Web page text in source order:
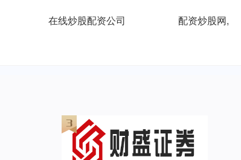
在线炒股配资公司 配资炒股网,